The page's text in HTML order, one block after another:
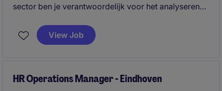
sector ben je verantwoordelijk voor het analyseren
binnen de afdeling. Je draagt bij aan het verbeteren
van prestaties en efficiëntie door middel van data-
View Job
HR Operations Manager - Eindhoven